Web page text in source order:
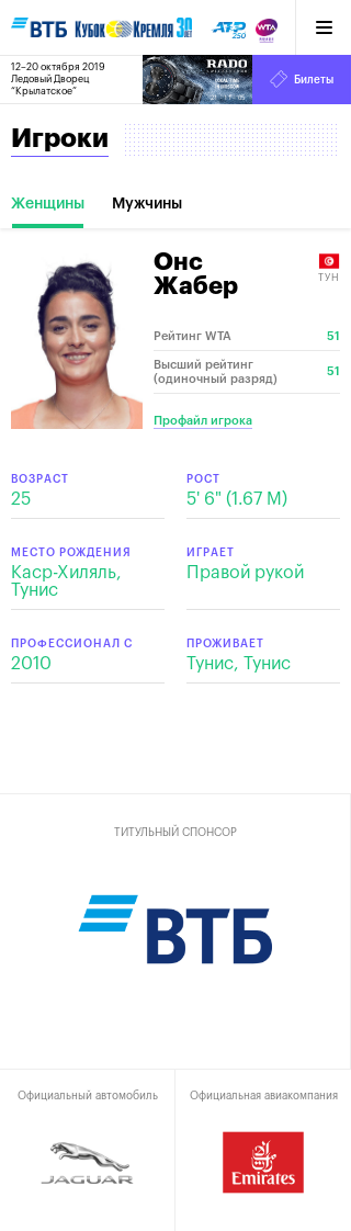
12–20 октября 2019
Ледовый Дворец
“Крылатское”
21 :11 : 05
Билеты
Игроки
Женщины Мужчины
Онс
Жабер
ТУН
Рейтинг WTA 51
Высший рейтинг
(одиночный разряд)
51
Профайл игрока
ВОЗРАСТ
25
РОСТ
5' 6" (1.67 M)
МЕСТО РОЖДЕНИЯ
Каср-Хиляль,
Тунис
ИГРАЕТ
Правой рукой
ПРОФЕССИОНАЛ С
2010
ПРОЖИВАЕТ
Тунис, Тунис
ТИТУЛЬНЫЙ СПОНСОР
Официальный автомобиль Официальная авиакомпания